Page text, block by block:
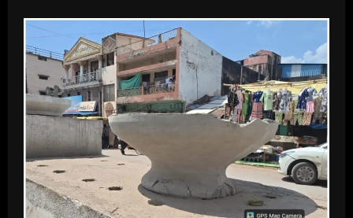
के
मुद्दे
पर
सियासत
गर्म,
कोटा
विधायक
अटल
श्रीवास्तव
ने
खोला
मोर्चा”